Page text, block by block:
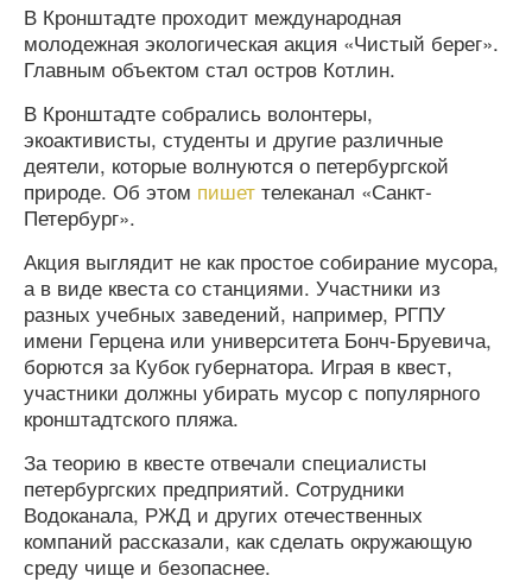
В Кронштадте проходит международная
молодежная экологическая акция «Чистый берег».
Главным объектом стал остров Котлин.
В Кронштадте собрались волонтеры,
экоактивисты, студенты и другие различные
деятели, которые волнуются о петербургской
природе. Об этом пишет телеканал «Санкт-
Петербург».
Акция выглядит не как простое собирание мусора,
а в виде квеста со станциями. Участники из
разных учебных заведений, например, РГПУ
имени Герцена или университета Бонч-Бруевича,
борются за Кубок губернатора. Играя в квест,
участники должны убирать мусор с популярного
кронштадтского пляжа.
За теорию в квесте отвечали специалисты
петербургских предприятий. Сотрудники
Водоканала, РЖД и других отечественных
компаний рассказали, как сделать окружающую
среду чище и безопаснее.